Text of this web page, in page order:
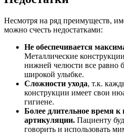
Несмотря на ряд преимуществ,
можно счесть недостатками:
Не обеспечивается
Металлические
нижней челюсти все равно
широкой улыбке.
Сложности ухода, т.к.
конструкции имеет свои
гигиене.
Более длительное время
артикуляции. Пациенту
говорить и использовать